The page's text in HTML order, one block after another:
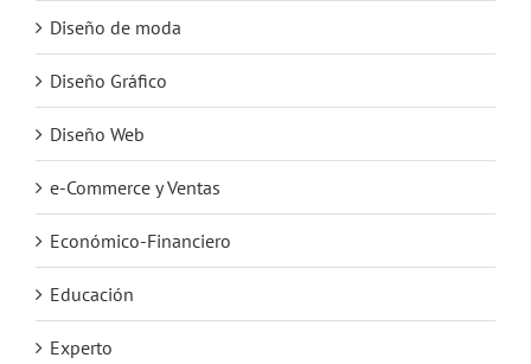
Diseño de moda
Diseño Gráfico
Diseño Web
e-Commerce y Ventas
Económico-Financiero
Educación
Experto